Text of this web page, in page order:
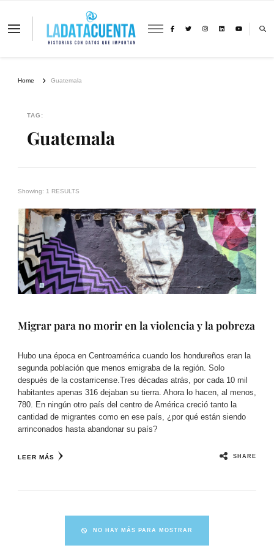
La Data Cuenta es una plataforma
Home Guatemala
TAG:
Guatemala
Showing: 1 RESULTS
Migrar para no morir en la violencia y la pobreza
Hubo una época en Centroamérica cuando los hondureños eran la
segunda población que menos emigraba de la región. Solo
después de la costarricense.Tres décadas atrás, por cada 10 mil
habitantes apenas 316 dejaban su tierra. Ahora lo hacen, al menos,
780. En ningún otro país del centro de América creció tanto la
cantidad de migrantes como en ese país, ¿por qué están siendo
arrinconados hasta abandonar su país?
LEER MÁS SHARE
NO HAY MÁS PARA MOSTRAR